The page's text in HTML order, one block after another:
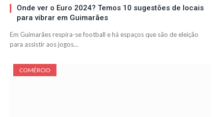
Onde ver o Euro 2024? Temos 10 sugestões de locais
para vibrar em Guimarães
Em Guimarães respira-se football e há espaços que são de eleição
para assistir aos jogos…
COMÉRCIO